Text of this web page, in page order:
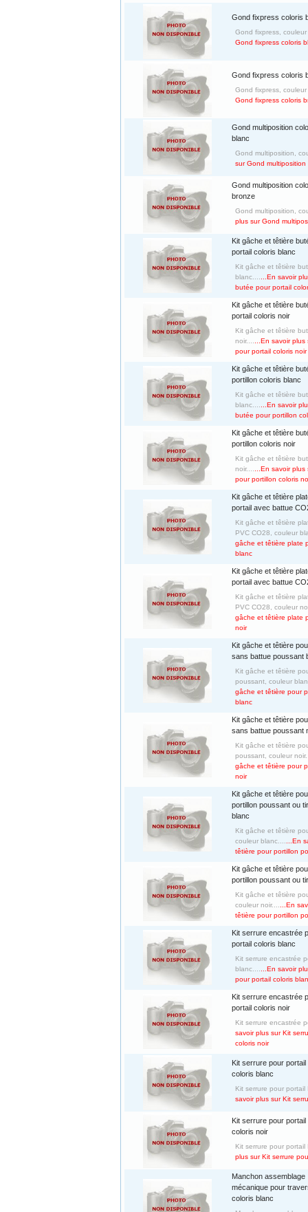
Gond fixpress coloris
Gond fixpress,
Gond fixpress coloris
Gond fixpress coloris
Gond fixpress,
Gond fixpress coloris
Gond multiposition
blanc
Gond multiposition,
sur Gond multiposition
Gond multiposition
bronze
Gond multiposition,
plus sur Gond
Kit gâche et têtière
portail coloris blanc
Kit gâche et têtière
blanc....
...En savoir
butée pour portail
Kit gâche et têtière
portail coloris noir
Kit gâche et têtière
noir....
...En savoir
pour portail coloris noir
Kit gâche et têtière
portillon coloris blanc
Kit gâche et têtière
blanc....
...En savoir
butée pour portillon
Kit gâche et têtière
portillon coloris noir
Kit gâche et têtière
noir....
...En savoir
pour portillon coloris
Kit gâche et têtière
portail avec battue
Kit gâche et têtière
PVC CO28, couleur
gâche et têtière plate
blanc
Kit gâche et têtière
portail avec battue
Kit gâche et têtière
PVC CO28, couleur
gâche et têtière plate
noir
Kit gâche et têtière
sans battue poussant
Kit gâche et têtière
poussant, couleur
gâche et têtière pour
blanc
Kit gâche et têtière
sans battue poussant
Kit gâche et têtière
poussant, couleur
gâche et têtière pour
noir
Kit gâche et têtière
portillon poussant ou
blanc
Kit gâche et têtière
couleur blanc....
...En
têtière pour portillon
Kit gâche et têtière
portillon poussant ou
Kit gâche et têtière
couleur noir....
...En
têtière pour portillon
Kit serrure encastrée
portail coloris blanc
Kit serrure encastrée
blanc....
...En savoir
pour portail coloris
Kit serrure encastrée
portail coloris noir
Kit serrure encastrée
savoir plus sur Kit
coloris noir
Kit serrure pour portail
coloris blanc
Kit serrure pour
savoir plus sur Kit
Kit serrure pour portail
coloris noir
Kit serrure pour
plus sur Kit serrure
Manchon assemblage
mécanique pour
coloris blanc